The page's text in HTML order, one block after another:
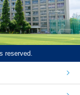
reserved.